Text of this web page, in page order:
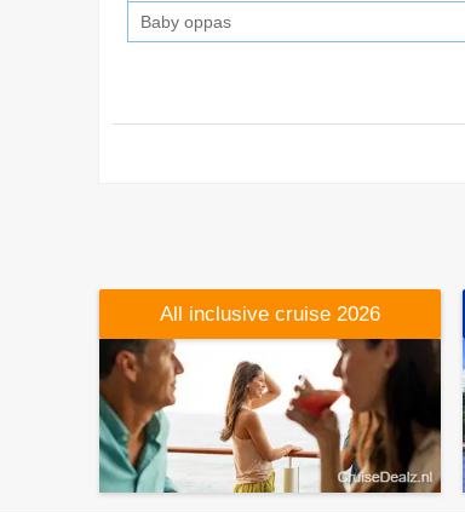
Baby oppas
All inclusive cruise 2026